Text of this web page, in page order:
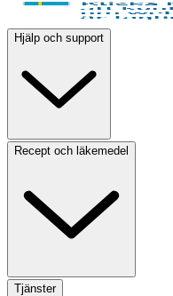
Hjälp och support
Recept och läkemedel
Tjänster